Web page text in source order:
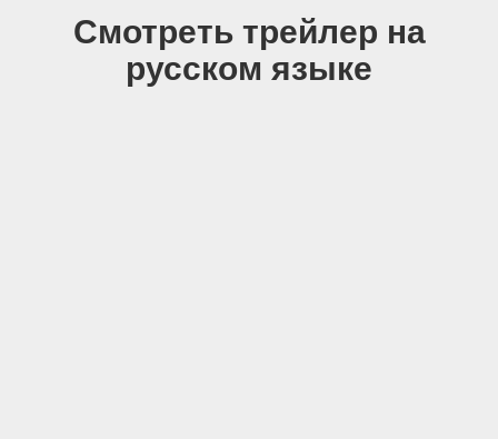
Смотреть трейлер на
русском языке